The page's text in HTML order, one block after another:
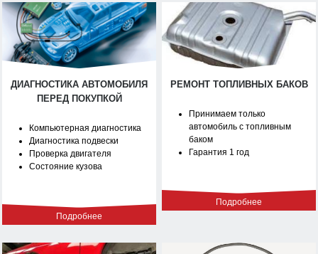
ДИАГНОСТИКА АВТОМОБИЛЯ
ПЕРЕД ПОКУПКОЙ
Компьютерная диагностика
Диагностика подвески
Проверка двигателя
Состояние кузова
Подробнее
РЕМОНТ ТОПЛИВНЫХ БАКОВ
Принимаем только
автомобиль с топливным
баком
Гарантия 1 год
Подробнее